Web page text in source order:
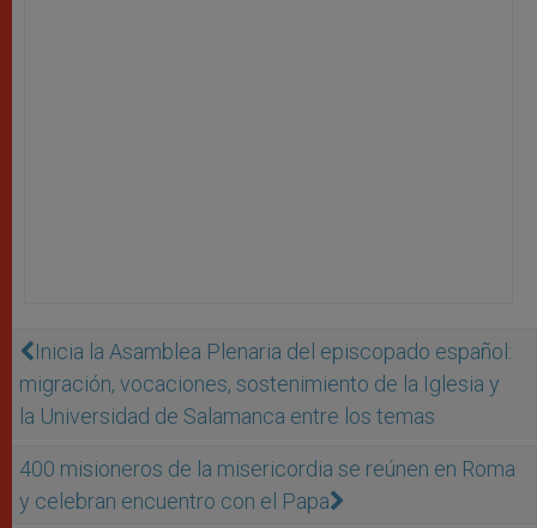
Inicia la Asamblea Plenaria del episcopado español:
migración, vocaciones, sostenimiento de la Iglesia y
la Universidad de Salamanca entre los temas
400 misioneros de la misericordia se reúnen en Roma
y celebran encuentro con el Papa